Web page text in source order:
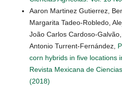
Aaron Martinez Gutierrez,
Margarita Tadeo-Robledo,
João Carlos Cardoso-
Antonio Turrent-Fernández,
corn hybrids in five locations
Revista Mexicana de
(2018)